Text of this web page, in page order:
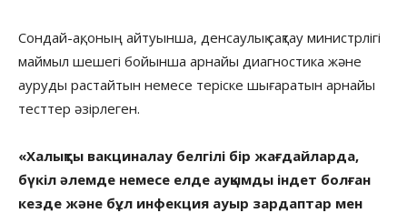
Сондай-ақ, оның айтуынша, денсаулық сақтау министрлігі
маймыл шешегі бойынша арнайы диагностика және
ауруды растайтын немесе теріске шығаратын арнайы
тесттер әзірлеген.
«Халықты вакциналау белгілі бір жағдайларда,
бүкіл әлемде немесе елде ауқымды індет болған
кезде және бұл инфекция ауыр зардаптар мен